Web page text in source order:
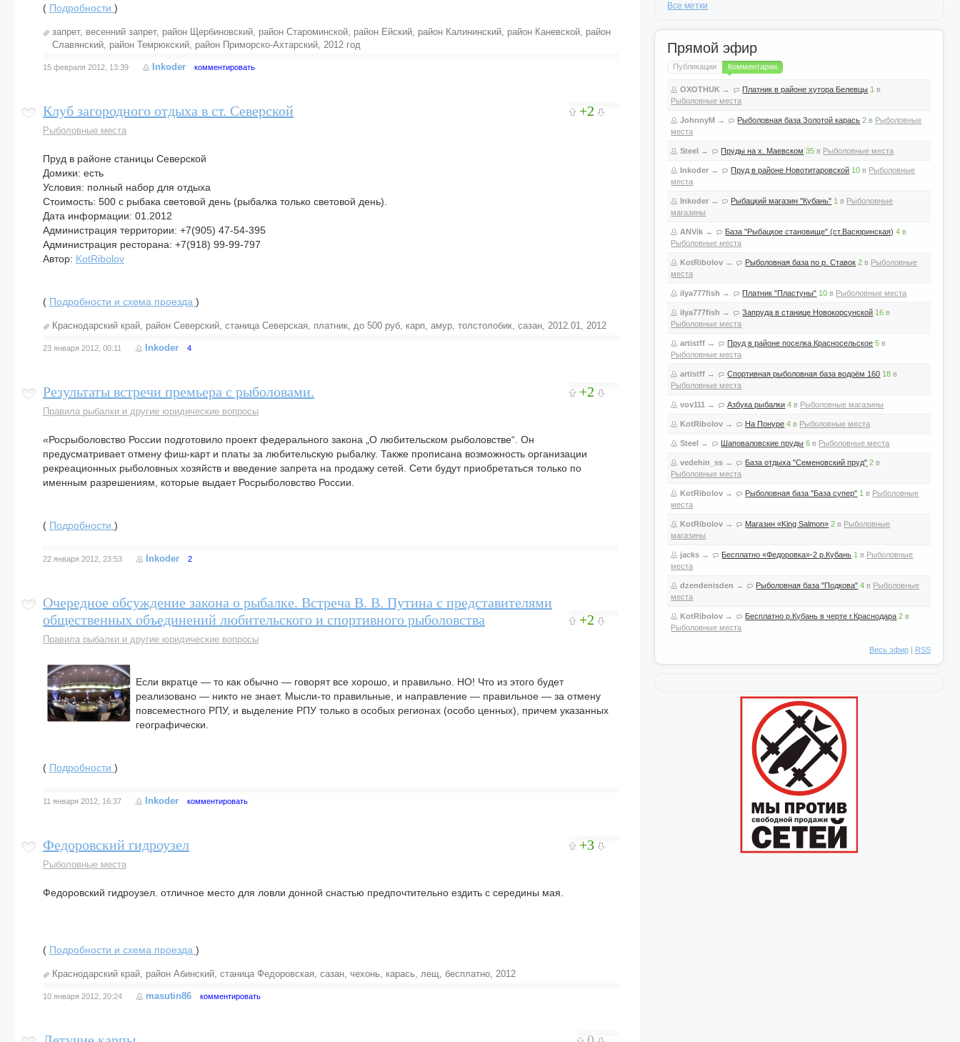
( Подробности )
запрет, весенний запрет, район Щербиновский, район Староминской, район Ейский, район Калининский, район Каневской, район
Славянский, район Темрюкский, район Приморско-Ахтарский, 2012 год
15 февраля 2012, 13:39 Inkoder комментировать
Клуб загородного отдыха в ст. Северской +2
Рыболовные места
Пруд в районе станицы Северской
Домики: есть
Условия: полный набор для отдыха
Стоимость: 500 с рыбака световой день (рыбалка только световой день).
Дата информации: 01.2012
Администрация территории: +7(905) 47-54-395
Администрация ресторана: +7(918) 99-99-797
Автор: KotRibolov
( Подробности и схема проезда )
Краснодарский край, район Северский, станица Северская, платник, до 500 руб, карп, амур, толстолобик, сазан, 2012.01, 2012
23 января 2012, 00:11 Inkoder 4
Результаты встречи премьера с рыболовами. +2
Правила рыбалки и другие юридические вопросы
«Росрыболовство России подготовило проект федерального закона „О любительском рыболовстве“. Он
предусматривает отмену фиш-карт и платы за любительскую рыбалку. Также прописана возможность организации
рекреационных рыболовных хозяйств и введение запрета на продажу сетей. Сети будут приобретаться только по
именным разрешениям, которые выдает Росрыболовство России.
( Подробности )
22 января 2012, 23:53 Inkoder 2
Очередное обсуждение закона о рыбалке. Встреча В. В. Путина с представителями
общественных объединений любительского и спортивного рыболовства
+2
Правила рыбалки и другие юридические вопросы
Если вкратце — то как обычно — говорят все хорошо, и правильно. НО! Что из этого будет
реализовано — никто не знает. Мысли-то правильные, и направление — правильное — за отмену
повсеместного РПУ, и выделение РПУ только в особых регионах (особо ценных), причем указанных
географически.
( Подробности )
11 января 2012, 16:37 Inkoder комментировать
Федоровский гидроузел +3
Рыболовные места
Федоровский гидроузел. отличное место для ловли донной снастью предпочтительно ездить с середины мая.
( Подробности и схема проезда )
Краснодарский край, район Абинский, станица Федоровская, сазан, чехонь, карась, лещ, бесплатно, 2012
10 января 2012, 20:24 masutin86 комментировать
Все метки
Прямой эфир
Публикации Комментарии
OXOTHUK → Платник в районе хутора Белевцы 1 в
Рыболовные места
JohnnyM → Рыболовная база Золотой карась 2 в Рыболовные
места
Steel → Пруды на х. Маевском 35 в Рыболовные места
Inkoder → Пруд в районе Новотитаровской 10 в Рыболовные
места
Inkoder → Рыбацкий магазин "Кубань" 1 в Рыболовные
магазины
ANVik → База "Рыбацкое становище" (ст.Васюринская) 4 в
Рыболовные места
KotRibolov → Рыболовная база по р. Ставок 2 в Рыболовные
места
ilya777fish → Платник "Пластуны" 10 в Рыболовные места
ilya777fish → Запруда в станице Новокорсунской 16 в
Рыболовные места
artistff → Пруд в районе поселка Красносельское 5 в
Рыболовные места
artistff → Спортивная рыболовная база водоём 160 18 в
Рыболовные места
vov111 → Азбука рыбалки 4 в Рыболовные магазины
KotRibolov → На Понуре 4 в Рыболовные места
Steel → Шаповаловские пруды 6 в Рыболовные места
vedehin_ss → База отдыха "Семеновский пруд" 2 в
Рыболовные места
KotRibolov → Рыболовная база "База супер" 1 в Рыболовные
места
KotRibolov → Магазин «King Salmon» 2 в Рыболовные
магазины
jacks → Бесплатно «Федоровка»-2 р.Кубань 1 в Рыболовные
места
dzendenisden → Рыболовная база "Подкова" 4 в Рыболовные
места
KotRibolov → Бесплатно р.Кубань в черте г.Краснодара 2 в
Рыболовные места
Весь эфир| RSS